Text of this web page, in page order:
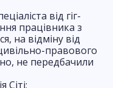
від гіг-
працівника з
на відміну від
правового
не передбачили
Сіті;